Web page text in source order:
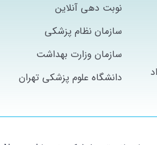
نوبت دهی آنلاین
سازمان نظام پزشکی
سازمان وزارت بهداشت
دانشگاه علوم پزشکی تهران